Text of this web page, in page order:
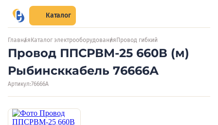
Каталог
Главная Каталог электрооборудования Провод гибкий
Провод ППСРВМ-25 660В (м)
Рыбинсккабель 76666А
Артикул:76666А